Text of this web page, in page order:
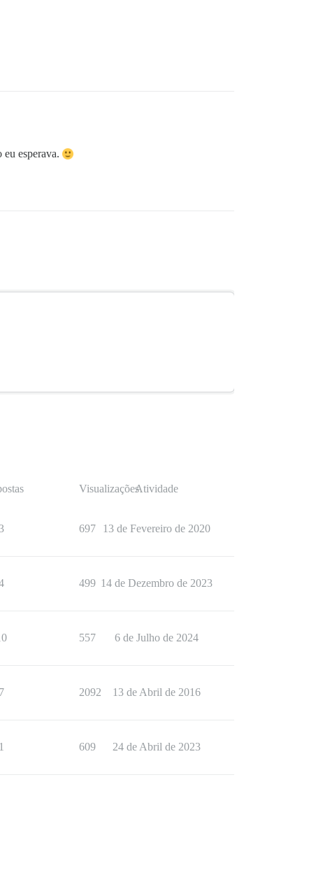
eu esperava.
VisualizaçõesAtividade
3 697 13 de Fevereiro de 2020
499 14 de Dezembro de 2023
557 6 de Julho de 2024
7 2092 13 de Abril de 2016
1 609 24 de Abril de 2023